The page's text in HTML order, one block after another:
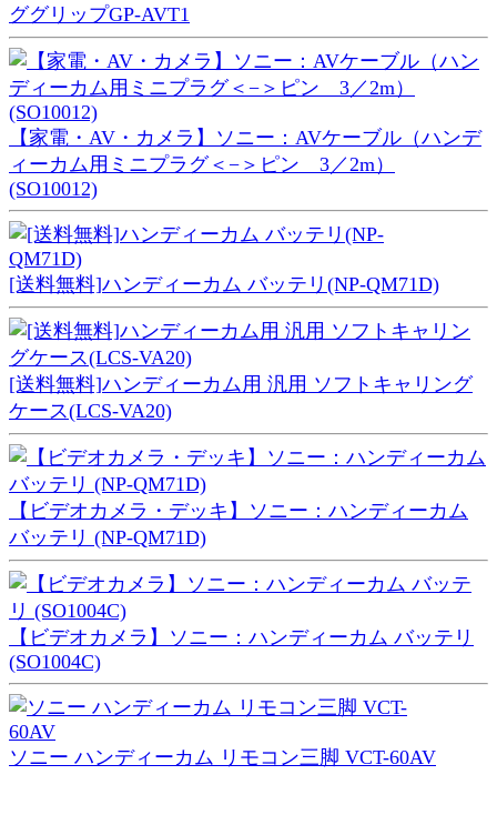
ググリップGP-AVT1
【家電・AV・カメラ】ソニー：AVケーブル（ハンデ
ィーカム用ミニプラグ＜−＞ピン 3／2m）
(SO10012)
[送料無料]ハンディーカム バッテリ(NP-QM71D)
[送料無料]ハンディーカム用 汎用 ソフトキャリング
ケース(LCS-VA20)
【ビデオカメラ・デッキ】ソニー：ハンディーカム
バッテリ (NP-QM71D)
【ビデオカメラ】ソニー：ハンディーカム バッテリ
(SO1004C)
ソニー ハンディーカム リモコン三脚 VCT-60AV